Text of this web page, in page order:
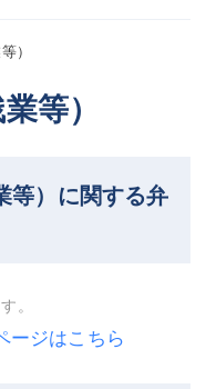
）
等）
等）に関する弁
。
ージはこちら